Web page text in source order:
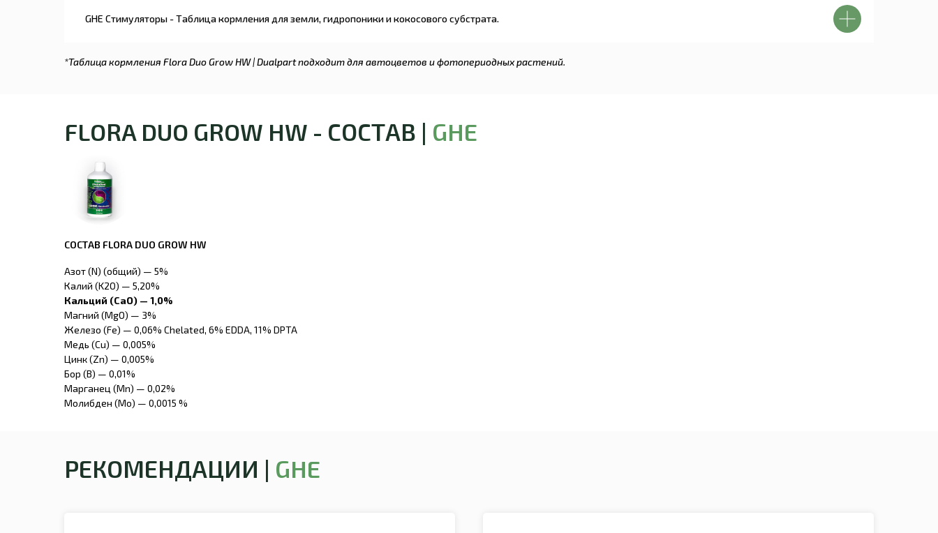
GHE Стимуляторы - Таблица кормления для земли, гидропоники и кокосового субстрата.
*Таблица кормления Flora Duo Grow HW | Dualpart подходит для автоцветов и фотопериодных растений.
FLORA DUO GROW HW - СОСТАВ | GHE
СОСТАВ FLORA DUO GROW HW
Азот (N) (общий) — 5%
Калий (K2O) — 5,20%
Кальций (CaO) — 1,0%
Магний (MgО) — 3%
Железо (Fe) — 0,06% Chelated, 6% EDDA, 11% DPTA
Медь (Cu) — 0,005%
Цинк (Zn) — 0,005%
Бор (B) — 0,01%
Марганец (Mn) — 0,02%
Молибден (Mo) — 0,0015 %
РЕКОМЕНДАЦИИ | GHE